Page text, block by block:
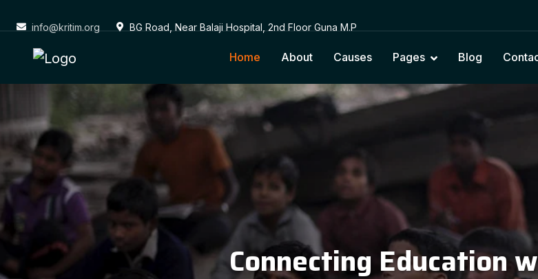
info@kritim.org BG Road, Near Balaji Hospital, 2nd Floor Guna M.P
Home About Causes Pages Blog
Connecting Education